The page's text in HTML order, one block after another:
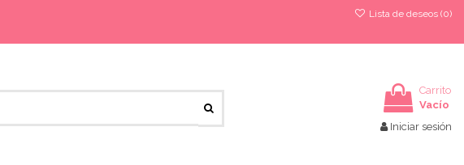
Lista de deseos (0)
Carrito
Vacío
Iniciar sesión